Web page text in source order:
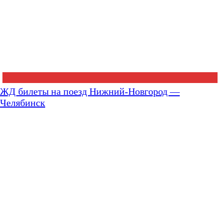
ЖД билеты на поезд Нижний-Новгород —
Челябинск